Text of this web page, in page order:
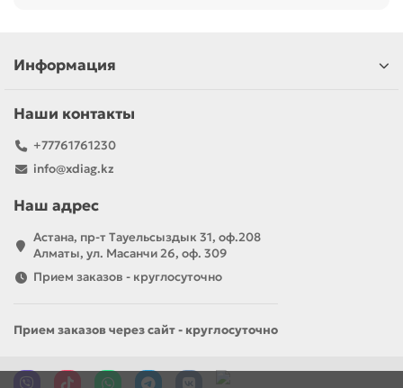
Информация
Наши контакты
+77761761230
info@xdiag.kz
Наш адрес
Астана, пр-т Тауельсыздык 31, оф.208
Алматы, ул. Масанчи 26, оф. 309
Прием заказов - круглосуточно
Прием заказов через сайт - круглосуточно